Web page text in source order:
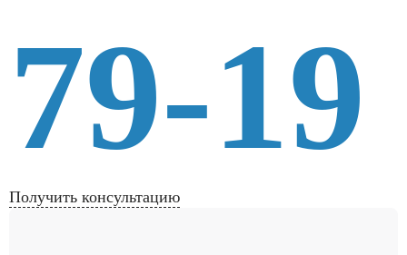
79-19
Получить консультацию